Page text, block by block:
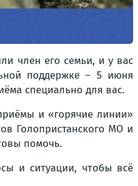
член его семьи, и у вас
поддержке – 5 июня
специально для вас.
и «горячие линии»
Голопристанского МО и
помочь.
и ситуации, чтобы всё